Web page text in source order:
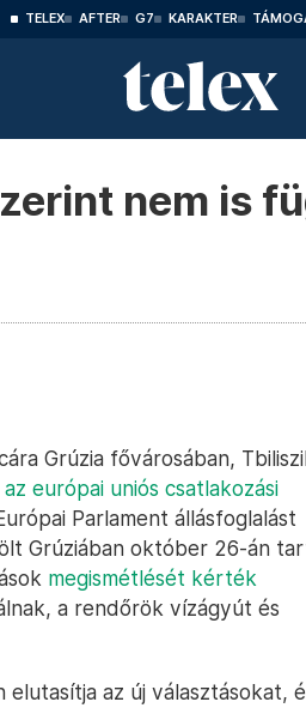
TELEX AFTER G7 KARAKTER
nem is
Grúzia fővárosában,
európai uniós csatlakozási
Parlament állásfoglalást
Grúziában október 26-án
megismétlését kérték
a rendőrök vízágyút és
az új választásokat,